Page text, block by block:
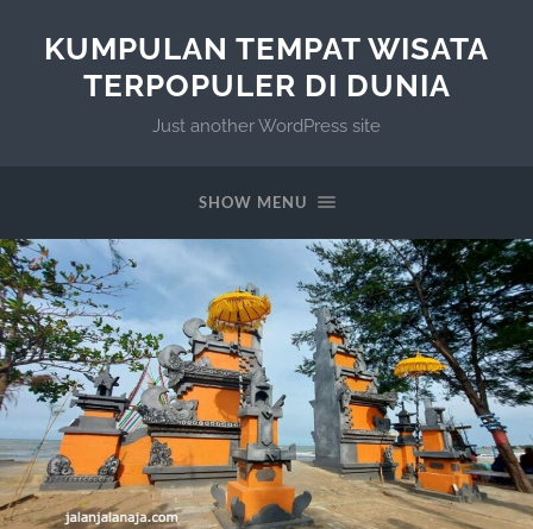
KUMPULAN TEMPAT WISATA
TERPOPULER DI DUNIA
Just another WordPress site
SHOW MENU